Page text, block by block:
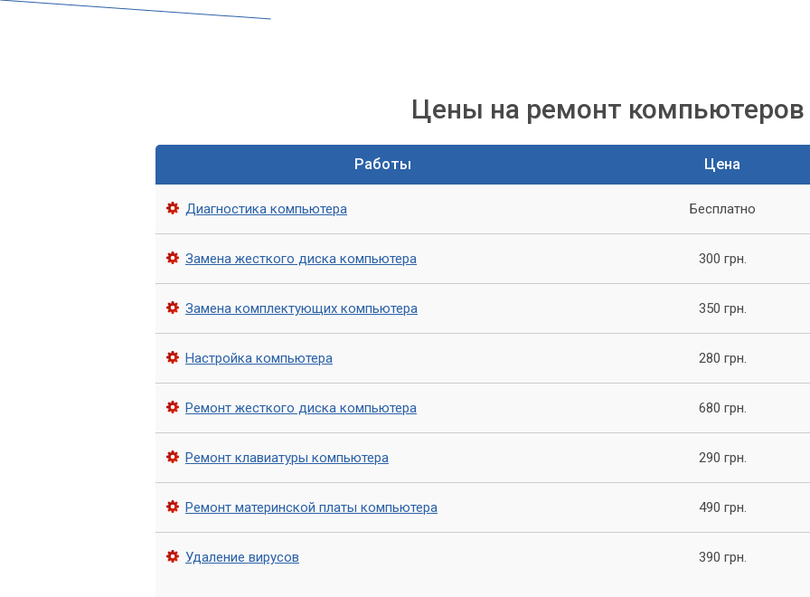
средств удалит все загрязнения с вентиляторов, радиаторов и других компонентов. Это не только
Если шум исходит от изношенных или некачественных вентиляторов, их замена на более тихие и
соответствующие конфигурации вашего компьютера и вашим потребностям.
Для максимального уменьшения шума и повышения эффективности охлаждения мы можем
установку системы жидкостного охлаждения. Это более дорогое, но и более эффективное решение,
Оптимизация воздушного потока
Правильное расположение компонентов внутри корпуса и оптимизация воздушного потока могут
значительно снизить шум. Наши мастера проанализируют вашу систему и внесут необходимые
для улучшения вентиляции.
Слишком громкий компьютер не только раздражает, но и может
привести к сбоям или выходу из строя компонентов. С нами ваш ПК будет работать
тихо и эффективно.
Цены на ремонт компьютеров
Работы Цена
Диагностика компьютера Бесплатно
Замена жесткого диска компьютера 300 грн.
Замена комплектующих компьютера 350 грн.
Настройка компьютера 280 грн.
Ремонт жесткого диска компьютера 680 грн.
Ремонт клавиатуры компьютера 290 грн.
Ремонт материнской платы компьютера 490 грн.
Удаление вирусов 390 грн.